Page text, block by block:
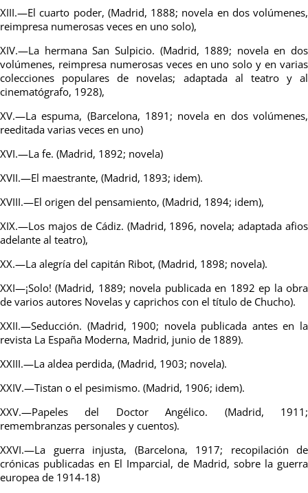
XIII.—El cuarto poder, (Madrid, 1888; novela en dos volúmenes,
reimpresa numerosas veces en uno solo),
XIV.—La hermana San Sulpicio. (Madrid, 1889; novela en dos
volúmenes, reimpresa numerosas veces en uno solo y en varias
colecciones populares de novelas; adaptada al teatro y al
cinematógrafo, 1928),
XV.—La espuma, (Barcelona, 1891; novela en dos volúmenes,
reeditada varias veces en uno)
XVI.—La fe. (Madrid, 1892; novela)
XVII.—El maestrante, (Madrid, 1893; idem).
XVIII.—El origen del pensamiento, (Madrid, 1894; idem),
XIX.—Los majos de Cádiz. (Madrid, 1896, novela; adaptada afios
adelante al teatro),
XX.—La alegría del capitán Ribot, (Madrid, 1898; novela).
XXI—¡Solo! (Madrid, 1889; novela publicada en 1892 ep la obra
de varios autores Novelas y caprichos con el título de Chucho).
XXII.—Seducción. (Madrid, 1900; novela publicada antes en la
revista La España Moderna, Madrid, junio de 1889).
XXIII.—La aldea perdida, (Madrid, 1903; novela).
XXIV.—Tistan o el pesimismo. (Madrid, 1906; idem).
XXV.—Papeles del Doctor Angélico. (Madrid, 1911;
remembranzas personales y cuentos).
XXVI.—La guerra injusta, (Barcelona, 1917; recopilación de
crónicas publicadas en El Imparcial, de Madrid, sobre la guerra
europea de 1914-18)